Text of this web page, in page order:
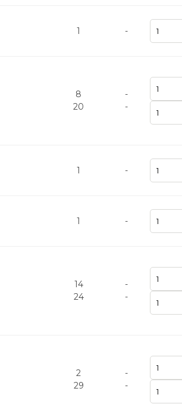
1 -
8
20
-
-
1 -
1 -
14
24
-
-
2
29
-
-